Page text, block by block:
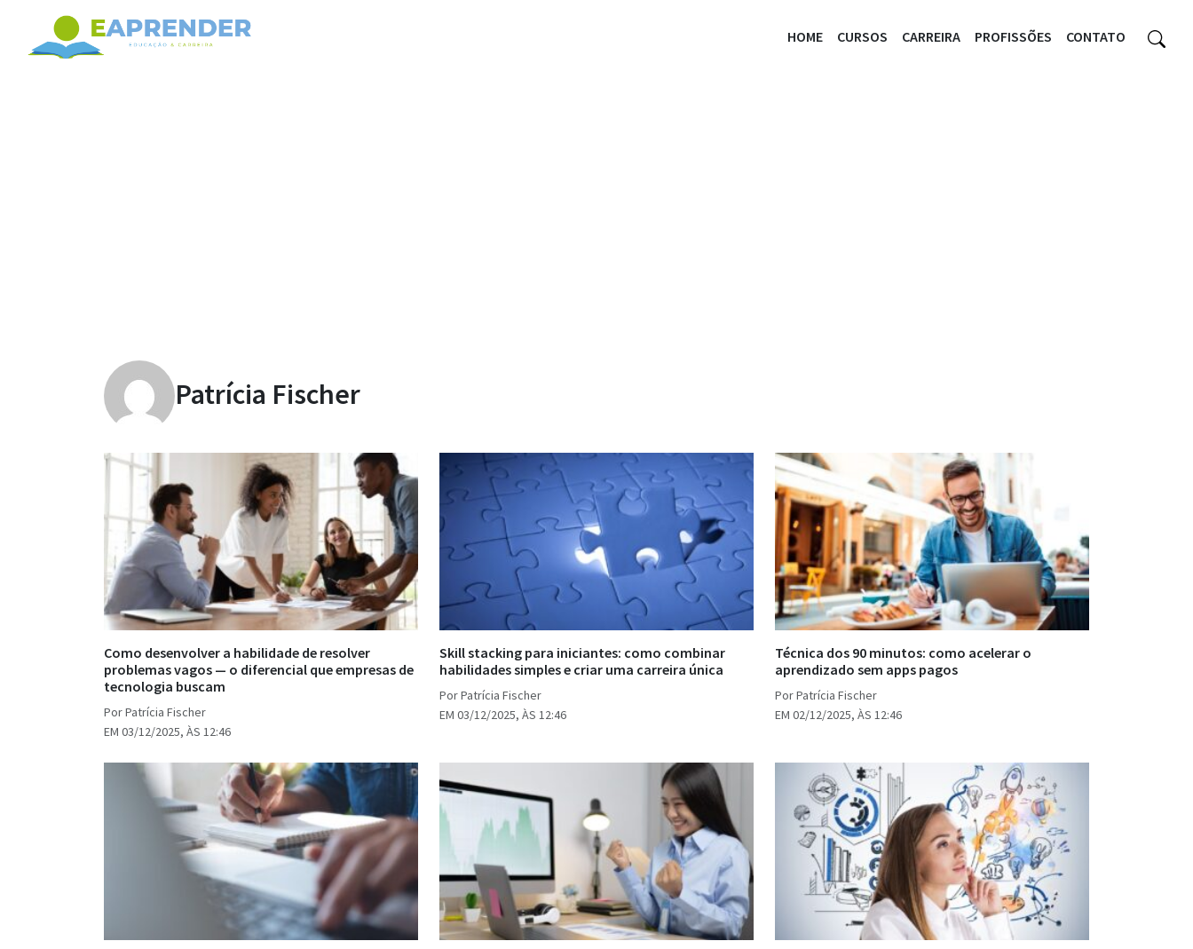
HOME CURSOS CARREIRA PROFISSÕES CONTATO
Patrícia Fischer
Como desenvolver a habilidade de resolver
problemas vagos — o diferencial que empresas de
tecnologia buscam
Por Patrícia Fischer
EM 03/12/2025, ÀS 12:46
Skill stacking para iniciantes: como combinar
habilidades simples e criar uma carreira única
Por Patrícia Fischer
EM 03/12/2025, ÀS 12:46
Técnica dos 90 minutos: como acelerar o
aprendizado sem apps pagos
Por Patrícia Fischer
EM 02/12/2025, ÀS 12:46